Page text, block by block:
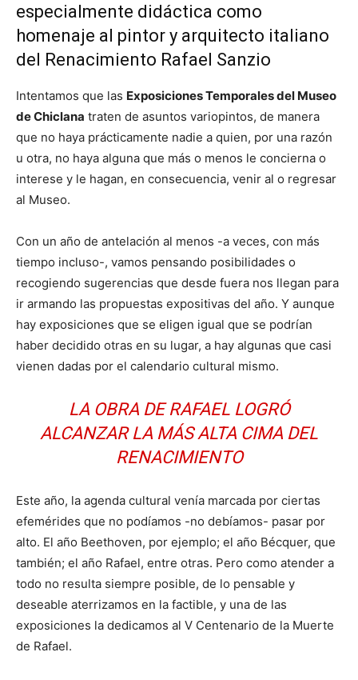
especialmente didáctica como
homenaje al pintor y arquitecto italiano
del Renacimiento Rafael Sanzio
Intentamos que las Exposiciones Temporales del Museo
de Chiclana traten de asuntos variopintos, de manera
que no haya prácticamente nadie a quien, por una razón
u otra, no haya alguna que más o menos le concierna o
interese y le hagan, en consecuencia, venir al o regresar
al Museo.
Con un año de antelación al menos -a veces, con más
tiempo incluso-, vamos pensando posibilidades o
recogiendo sugerencias que desde fuera nos llegan para
ir armando las propuestas expositivas del año. Y aunque
hay exposiciones que se eligen igual que se podrían
haber decidido otras en su lugar, a hay algunas que casi
vienen dadas por el calendario cultural mismo.
LA OBRA DE RAFAEL LOGRÓ
ALCANZAR LA MÁS ALTA CIMA DEL
RENACIMIENTO
Este año, la agenda cultural venía marcada por ciertas
efemérides que no podíamos -no debíamos- pasar por
alto. El año Beethoven, por ejemplo; el año Bécquer, que
también; el año Rafael, entre otras. Pero como atender a
todo no resulta siempre posible, de lo pensable y
deseable aterrizamos en la factible, y una de las
exposiciones la dedicamos al V Centenario de la Muerte
de Rafael.